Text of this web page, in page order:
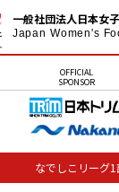
一般社団法人日本女
Japan Women's
OFFICIAL
SPONSOR
なでしこリーグ1